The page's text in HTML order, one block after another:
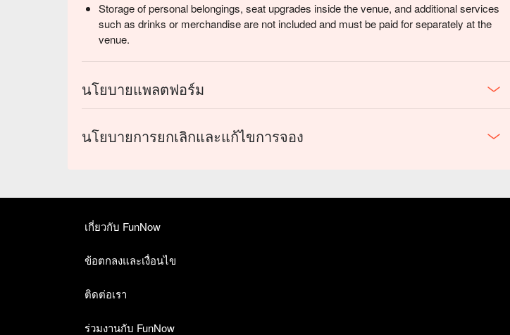
Storage of personal belongings, seat upgrades inside the venue, and additional services
such as drinks or merchandise are not included and must be paid for separately at the
venue.
นโยบายแพลตฟอร์ม
นโยบายการยกเลิกและแก้ไขการจอง
เกี่ยวกับ FunNow
ข้อตกลงและเงื่อนไข
ติดต่อเรา
ร่วมงานกับ FunNow